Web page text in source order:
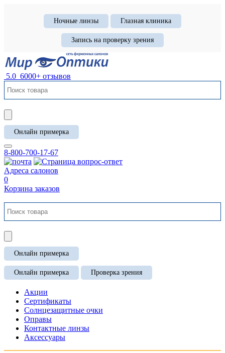
Ночные линзы Глазная клиника
Запись на проверку зрения
5.0 6000+ отзывов
Онлайн примерка
8-800-700-17-67
Адреса салонов
0
Корзина заказов
Онлайн примерка
Онлайн примерка Проверка зрения
Акции
Сертификаты
Солнцезащитные очки
Оправы
Контактные линзы
Аксессуары